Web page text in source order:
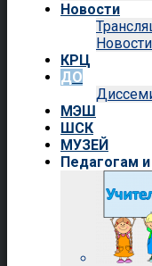
Новости
КРЦ
ДО
МЭШ
ШСК
МУЗЕЙ
Педагогам